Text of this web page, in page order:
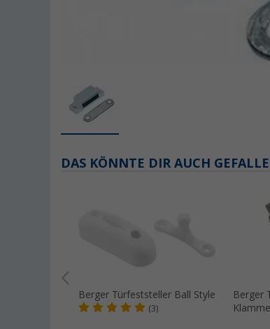
DAS KÖNNTE DIR AUCH
Berger Türfeststeller Ball Style
(3)
Berger